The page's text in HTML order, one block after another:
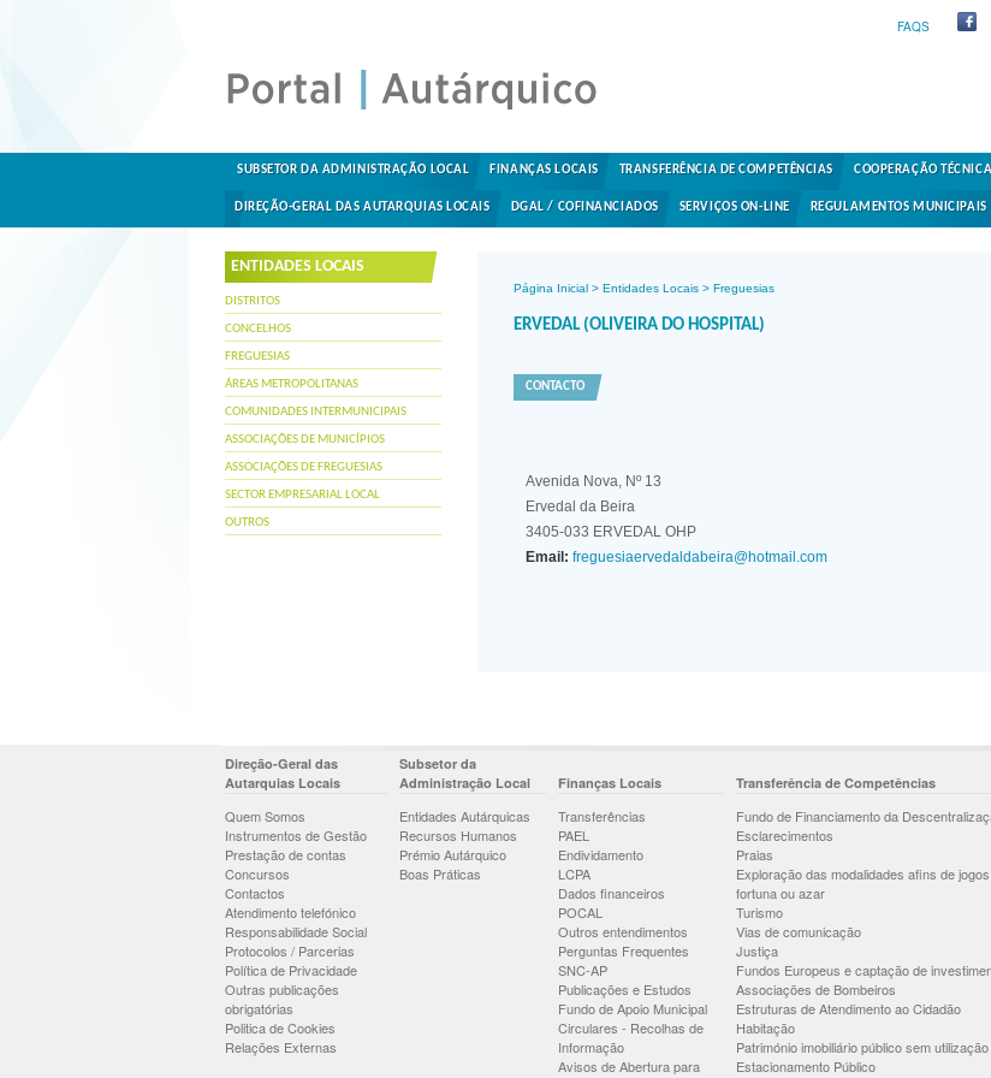
FAQS
SUBSETOR DA ADMINISTRAÇÃO LOCAL FINANÇAS LOCAIS TRANSFERÊNCIA DE COMPETÊNCIAS COOPERAÇÃO
DIREÇÃO-GERAL DAS AUTARQUIAS LOCAIS DGAL / COFINANCIADOS SERVIÇOS ON-LINE REGULAMENTOS MUNICIPAIS
ENTIDADES LOCAIS
DISTRITOS
CONCELHOS
FREGUESIAS
ÁREAS METROPOLITANAS
COMUNIDADES INTERMUNICIPAIS
ASSOCIAÇÕES DE MUNICÍPIOS
ASSOCIAÇÕES DE FREGUESIAS
SECTOR EMPRESARIAL LOCAL
OUTROS
Página Inicial > Entidades Locais > Freguesias
ERVEDAL (OLIVEIRA DO HOSPITAL)
CONTACTO
Avenida Nova, Nº 13
Ervedal da Beira
3405-033 ERVEDAL OHP
Email: freguesiaervedaldabeira@hotmail.com
Direção-Geral das
Autarquias Locais
Quem Somos
Instrumentos de Gestão
Prestação de contas
Concursos
Contactos
Atendimento telefónico
Responsabilidade Social
Protocolos / Parcerias
Política de Privacidade
Outras publicações
obrigatórias
Politica de Cookies
Relações Externas
Subsetor da
Administração Local
Entidades Autárquicas
Recursos Humanos
Prémio Autárquico
Boas Práticas
Finanças Locais
Transferências
PAEL
Endividamento
LCPA
Dados financeiros
POCAL
Outros entendimentos
Perguntas Frequentes
SNC-AP
Publicações e Estudos
Fundo de Apoio Municipal
Circulares - Recolhas de
Informação
Avisos de Abertura para
Transferência de Competências
Fundo de Financiamento da
Esclarecimentos
Praias
Exploração das modalidades afins de
fortuna ou azar
Turismo
Vias de comunicação
Justiça
Fundos Europeus e captação de
Associações de Bombeiros
Estruturas de Atendimento ao Cidadão
Habitação
Património imobiliário público sem utilização
Estacionamento Público